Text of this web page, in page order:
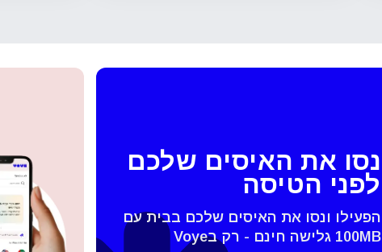
סגירת החלונית
נסו את האיסים שלכם
לפני הטיסה
הפעילו ונסו את האיסים שלכם בבית עם
100MB גלישה חינם - רק בVoye